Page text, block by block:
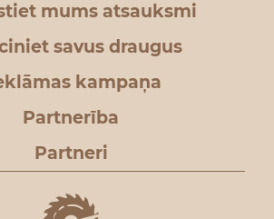
mums atsauksmi
savus draugus
kampaņa
Partnerība
Partneri